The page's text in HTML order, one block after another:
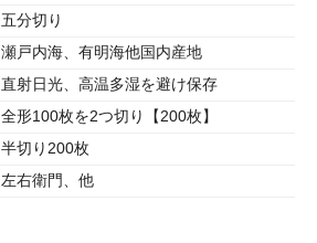
五分切り
瀬戸内海、有明海他国内産地
直射日光、高温多湿を避け保存
全形100枚を2つ切り【200枚】
半切り200枚
左右衛門、他